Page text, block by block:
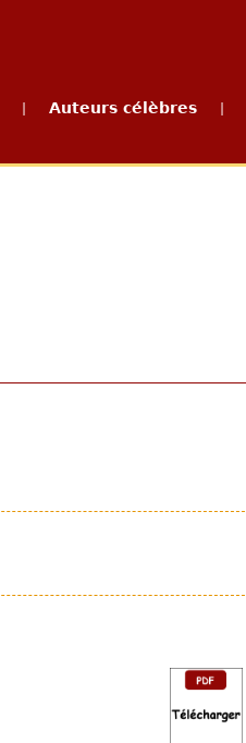
Auteurs célèbres